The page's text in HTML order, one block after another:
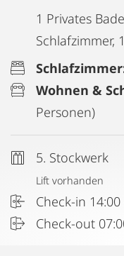
1 Privates
Schlafzimmer,
Wohnen &
Personen)
5. Stockwerk
Lift vorhanden
Check-in
Check-out